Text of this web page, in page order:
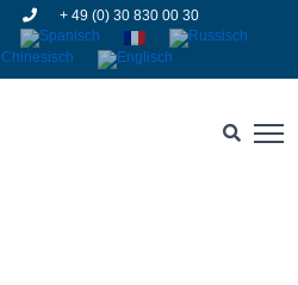
+ 49 (0) 30 830 00 30